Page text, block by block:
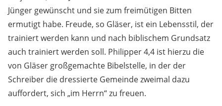
Jünger gewünscht und sie zum freimütigen Bitten
ermutigt habe. Freude, so Gläser, ist ein Lebensstil, der
trainiert werden kann und nach biblischem Grundsatz
auch trainiert werden soll. Philipper 4,4 ist hierzu die
von Gläser großgemachte Bibelstelle, in der der
Schreiber die dressierte Gemeinde zweimal dazu
auffordert, sich „im Herrn“ zu freuen.